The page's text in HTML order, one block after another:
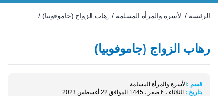
الرئيسة / الأسرة والمرأة المسلمة / رهاب الزواج (جاموفوبيا) /
رهاب الزواج (جاموفوبيا)
قسم : الأسرة والمرأة المسلمة
بتاريخ : الثلاثاء ، 6 صفر ، 1445 الموافق 22 أغسطس 2023